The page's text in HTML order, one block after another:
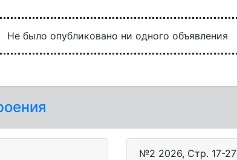
Не было опубликовано ни одного объявления
№2 2026, Стр. 17-27